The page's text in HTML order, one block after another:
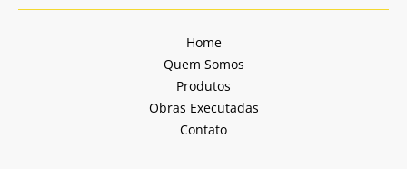
Home
Quem Somos
Produtos
Obras Executadas
Contato